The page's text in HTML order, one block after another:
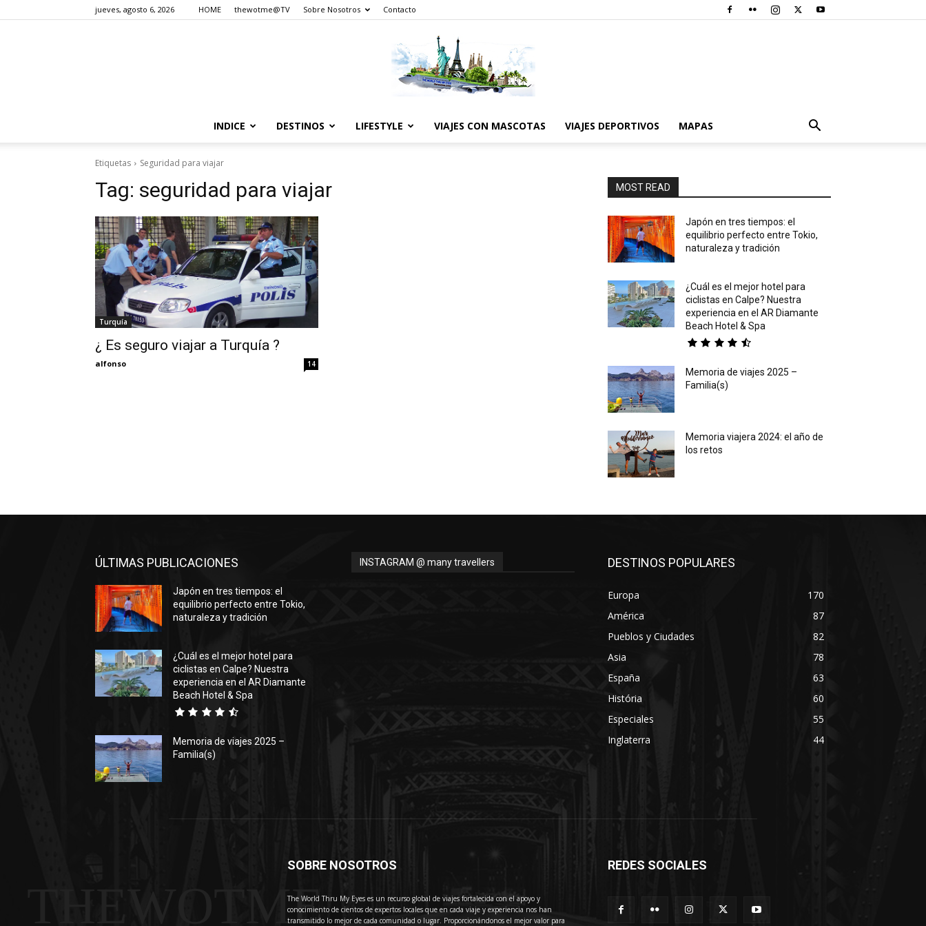
jueves, agosto 6, 2026 HOME thewotme@TV Sobre Nosotros Contacto
INDICE DESTINOS LIFESTYLE VIAJES CON MASCOTAS VIAJES DEPORTIVOS MAPAS
Etiquetas Seguridad para viajar
Tag: seguridad para viajar
Turquía
¿ Es seguro viajar a Turquía ?
alfonso 14
MOST READ
Japón en tres tiempos: el
equilibrio perfecto entre Tokio,
naturaleza y tradición
¿Cuál es el mejor hotel para
ciclistas en Calpe? Nuestra
experiencia en el AR Diamante
Beach Hotel & Spa
Memoria de viajes 2025 –
Familia(s)
Memoria viajera 2024: el año de
los retos
ÚLTIMAS PUBLICACIONES
Japón en tres tiempos: el
equilibrio perfecto entre Tokio,
naturaleza y tradición
¿Cuál es el mejor hotel para
ciclistas en Calpe? Nuestra
experiencia en el AR Diamante
Beach Hotel & Spa
Memoria de viajes 2025 –
Familia(s)
INSTAGRAM @ many travellers DESTINOS POPULARES
Europa
170
América
87
Pueblos y Ciudades
82
Asia
78
España
63
História
60
Especiales
55
Inglaterra
44
THEWOTME
SOBRE NOSOTROS
The World Thru My Eyes es un recurso global de viajes fortalecida con el apoyo y
conocimiento de cientos de expertos locales que en cada viaje y experiencia nos han
transmitido lo mejor de cada comunidad o lugar. Proporcionándonos el mejor valor para
REDES SOCIALES